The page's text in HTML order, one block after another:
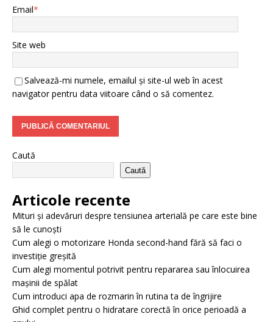
Email*
Site web
Salvează-mi numele, emailul și site-ul web în acest
navigator pentru data viitoare când o să comentez.
Caută
Caută
Articole recente
Mituri și adevăruri despre tensiunea arterială pe care este bine
să le cunoști
Cum alegi o motorizare Honda second-hand fără să faci o
investiție greșită
Cum alegi momentul potrivit pentru repararea sau înlocuirea
mașinii de spălat
Cum introduci apa de rozmarin în rutina ta de îngrijire
Ghid complet pentru o hidratare corectă în orice perioadă a